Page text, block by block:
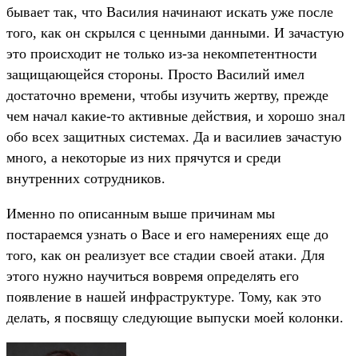
бывает так, что Василия начинают искать уже после
того, как он скрылся с ценными данными. И зачастую
это происходит не только из-за некомпетентности
защищающейся стороны. Просто Василий имел
достаточно времени, чтобы изучить жертву, прежде
чем начал какие-то активные действия, и хорошо знал
обо всех защитных системах. Да и василиев зачастую
много, а некоторые из них прячутся и среди
внутренних сотрудников.
Именно по описанным выше причинам мы
постараемся узнать о Васе и его намерениях еще до
того, как он реализует все стадии своей атаки. Для
этого нужно научиться вовремя определять его
появление в нашей инфраструктуре. Тому, как это
делать, я посвящу следующие выпуски моей колонки.